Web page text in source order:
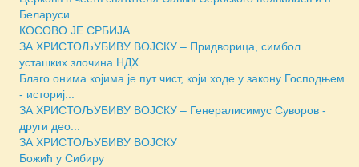
Беларуси....
КОСОВО ЈЕ СРБИЈА
ЗА ХРИСТОЉУБИВУ ВОЈСКУ – Придворица, симбол
усташких злочина НДХ...
Благо онима којима је пут чист, који ходе у закону Господњем
- историј...
ЗА ХРИСТОЉУБИВУ ВОЈСКУ – Генералисимус Суворов -
други део...
ЗА ХРИСТОЉУБИВУ ВОЈСКУ
Божић у Сибиру